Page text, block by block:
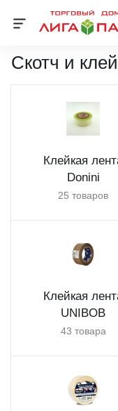
Клейкие ленты,
Скотч и
Клейкая
Donini
25 товаров
Клейкая
UNIBOB
43 товара